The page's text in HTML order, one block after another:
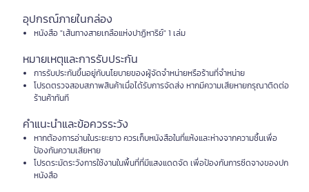
อุปกรณ์ภายในกล่อง
หนังสือ "เส้นทางสายเกลือแห่งปาฏิหาริย์" 1 เล่ม
หมายเหตุและการรับประกัน
การรับประกันขึ้นอยู่กับนโยบายของผู้จัดจำหน่ายหรือร้านที่จำหน่าย
โปรดตรวจสอบสภาพสินค้าเมื่อได้รับการจัดส่ง หากมีความเสียหายกรุณาติดต่อ
ร้านค้าทันที
คำแนะนำและข้อควรระวัง
หากต้องการอ่านในระยะยาว ควรเก็บหนังสือในที่แห้งและห่างจากความชื้นเพื่อ
ป้องกันความเสียหาย
โปรดระมัดระวังการใช้งานในพื้นที่ที่มีแสงแดดจัด เพื่อป้องกันการซีดจางของปก
หนังสือ